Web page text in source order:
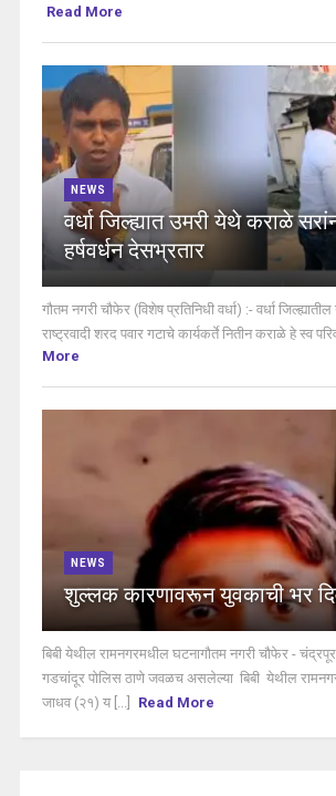
Read More
NEWS
वर्धा जिल्ह्यात उमरी येथे कराळे
हर्षवर्धन देसभ्रतार
गौतम नगरी चौफेर (विशेष प्रतिनिधी वर्धा) :- वर्धा
राष्ट्रवादी शरद पवार गटाचे कार्यकर्ते नितीन कराळे हे स्व
More
NEWS
शुल्लक कारणावरून युवकाची भर
बिबी येथील रामनगरमधील घटनागौतम नगरी चौफेर - चंद्रपूर
गडचांदूर पोलिस ठाणे जवळच असलेल्या बिबी येथील
जाधव (२१) य [...]
Read More